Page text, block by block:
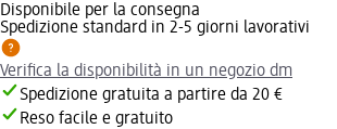
Disponibile per la consegna
Spedizione standard in 2-5 giorni lavorativi
Verifica la disponibilità in un negozio dm
Spedizione gratuita a partire da 20 €
Reso facile e gratuito